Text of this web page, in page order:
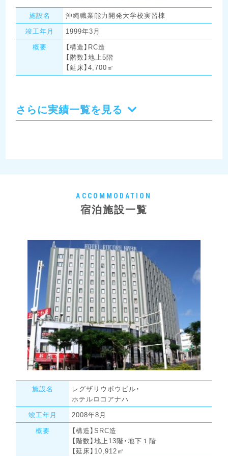
施設名
沖縄職業能力開発大学校実習棟
竣工年月
1999年3月
概要
【構造】RC造
【階数】地上5階
【延床】4,700㎡
さらに実績一覧を見る
ACCOMMODATION
宿泊施設一覧
施設名
レグザリウボウビル・
ホテルロコアナハ
竣工年月
2008年8月
概要
【構造】SRC造
【階数】地上13階・地下１階
【延床】10,912㎡